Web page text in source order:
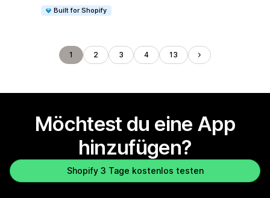
Built for Shopify
1 2 3 4 13
Möchtest du eine App
hinzufügen?
Shopify 3 Tage kostenlos testen